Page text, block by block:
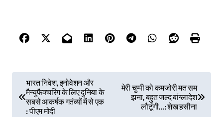
भारत निवेश, इनोवेशन और
मैन्युफैक्चरिंग के लिए दुनिया के
सबसे आकर्षक गतंव्यों में से एक
: पीएम मोदी
मेरी चुप्पी को कमजोरी मत सम
झना, बहुत जल्द बांग्लादेश
लौटूंगी…: शेख हसीना